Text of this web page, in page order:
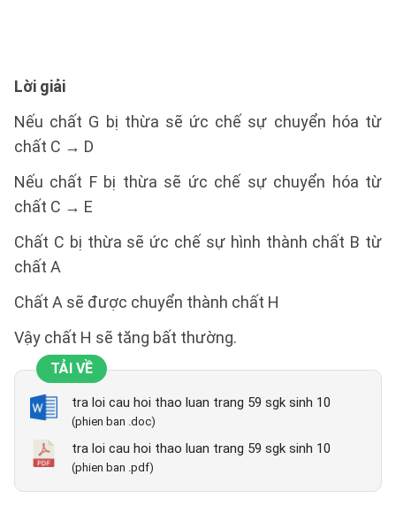
Lời giải
Nếu chất G bị thừa sẽ ức chế sự chuyển hóa từ
chất C → D
Nếu chất F bị thừa sẽ ức chế sự chuyển hóa từ
chất C → E
Chất C bị thừa sẽ ức chế sự hình thành chất B từ
chất A
Chất A sẽ được chuyển thành chất H
Vậy chất H sẽ tăng bất thường.
TẢI VỀ
tra loi cau hoi thao luan trang 59 sgk sinh 10
(phien ban .doc)
tra loi cau hoi thao luan trang 59 sgk sinh 10
(phien ban .pdf)